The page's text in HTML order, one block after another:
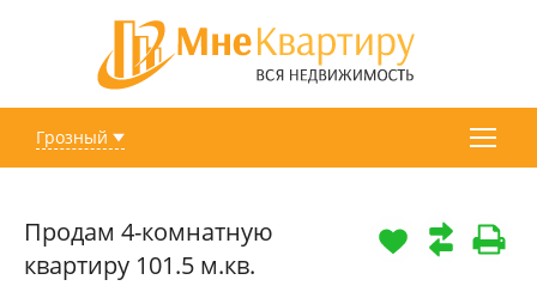
Грозный
Продам 4-комнатную
квартиру 101.5 м.кв.